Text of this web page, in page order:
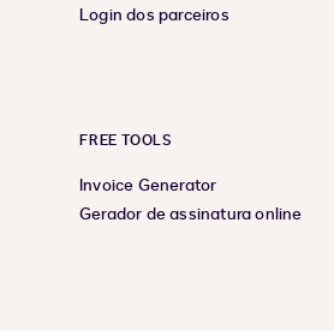
Login dos parceiros
FREE TOOLS
Invoice Generator
Gerador de assinatura online